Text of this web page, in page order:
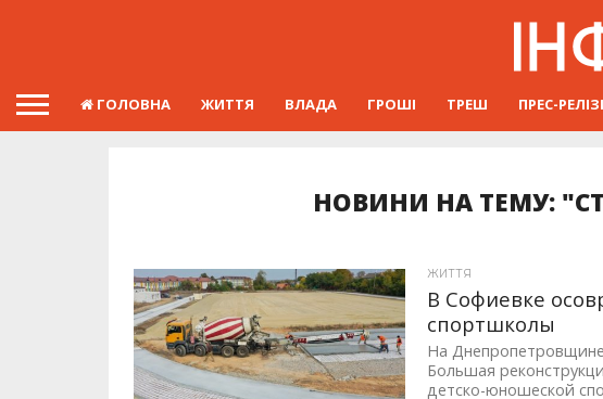
ГОЛОВНА ЖИТТЯ ВЛАДА ГРОШІ ТРЕШ ПРЕС-
НОВИНИ НА ТЕМУ:
ЖИТТЯ
В Софиевке
спортшколы
На
Большая
детско-юношеской